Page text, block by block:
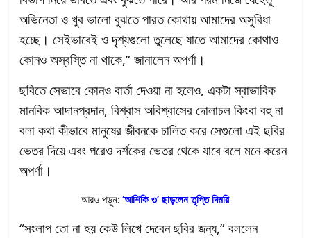
অভিনেতা ও খুব ভালো বুঝতে পারত কোথায় আমাদের অসুবিধা
হচ্ছে। সেইভাবেই ও দৃশ্যগুলো তুলেছে যাতে আমাদের কোথাও
কোনও অস্বস্তি না থাকে,” জানালেন অপর্ণা।
ছবিতে সেভাবে কোনও বার্তা দেওয়া না হলেও, একটা স্বাভাবিক
মানবিক আদানপ্রদান, বিশ্বাস অবিশ্বাসের দোলাচল কিংবা বহু না
বলা কথা কীভাবে মানুষের জীবনকে চালিত করে সেগুলো এই ছবির
ভেতর দিয়ে এবং পরেও দর্শকের ভেতর থেকে যাবে বলে মনে করেন
অপর্ণা।
আরও পড়ুন:‘আশিকি ৩’ ছাড়লেন তৃপ্তি দিমরি
“সংলাপ তো না হয় কেউ লিখে দেবেন ছবির জন্য,” বললেন